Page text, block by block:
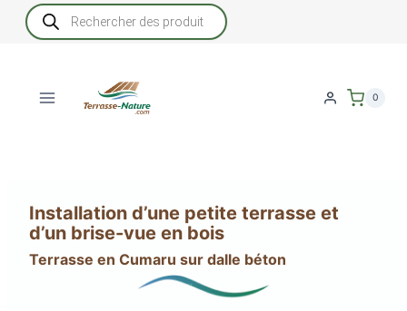
Recherche
de
produits
0
Installation d’une petite terrasse et
d’un brise-vue en bois
Terrasse en Cumaru sur dalle béton